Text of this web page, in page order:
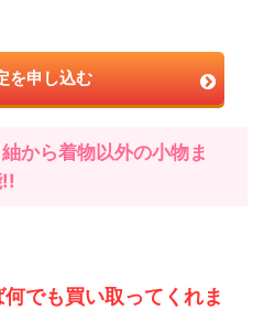
を申し込む
から着物以外の小物ま
でも買い取ってくれま